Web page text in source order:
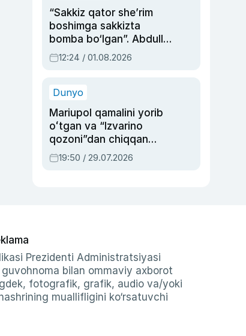
“Sakkiz qator she’rim
boshimga sakkizta
bomba bo‘lgan”. Abdulla
Oripovni siyosiy
ayblovlardan asrab
12:24 / 01.08.2026
Dunyo
Mariupol qamalini yorib
oʻtgan va “Izvarino
qozoni”dan chiqqan
qahramon — Ukraina
armiyasi bosh
19:50 / 29.07.2026
Prezidenti Administratsiyasi
bilan ommaviy axborot
fotografik, grafik, audio va/yoki
muallifligini ko‘rsatuvchi